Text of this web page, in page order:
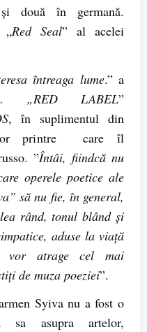
două în germană.
„Red Seal” al acelei
întreaga lume.” a
„RED LABEL”
, în suplimentul din
printre care îl
”Întâi, fiindcă nu
operele poetice ale
să nu fie, în general,
rând, tonul blând şi
aduse la viaţă
vor atrage cel mai
de muza poeziei”.
Syiva nu a fost o
sa asupra artelor,